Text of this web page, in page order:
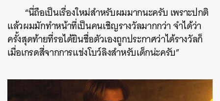
“นี่ถือเป็นเรื่องใหม่สำหรับผมมากนะครับ เพราะปกติ
แล้วผมมักทำหน้าที่เป็นคนเชิญรางวัลมากกว่า จำได้ว่า
ครั้งสุดท้ายที่รอได้ยินชื่อตัวเองถูกประกาศว่าได้รางวัลก็
เมื่อเกรดสี่จากการแข่งโบว์ลิงสำหรับเด็กน่ะครับ”